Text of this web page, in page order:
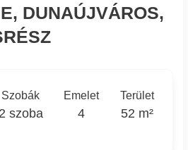
DUNAÚJVÁROS,
Szobák
2 szoba
Emelet
4
Terület
52 m²